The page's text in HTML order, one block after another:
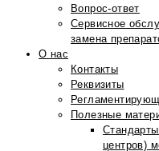
Вопрос-ответ
Сервисное
замена
О нас
Контакты
Реквизиты
Полезные
центров)